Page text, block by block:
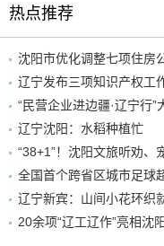
热点推荐
沈阳市优化调整七项住房
辽宁发布三项知识产权工
“民营企业进边疆·辽宁行”
辽宁沈阳：水稻种植忙
辽宁新宾：山间小花环织
20余项“辽工辽作”亮相沈